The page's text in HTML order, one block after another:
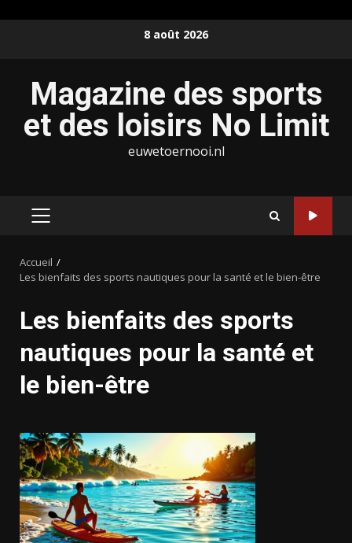
8 août 2026
Magazine des sports
et des loisirs No Limit
euwetoernooi.nl
MENU
Accueil
Les bienfaits des sports nautiques pour la santé et le bien-être
Les bienfaits des sports
nautiques pour la santé et
le bien-être